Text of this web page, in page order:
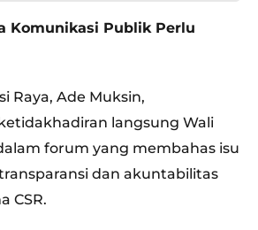
Komunikasi Publik Perlu
Raya, Ade Muksin,
langsung Wali
forum yang membahas isu
dan akuntabilitas
CSR.